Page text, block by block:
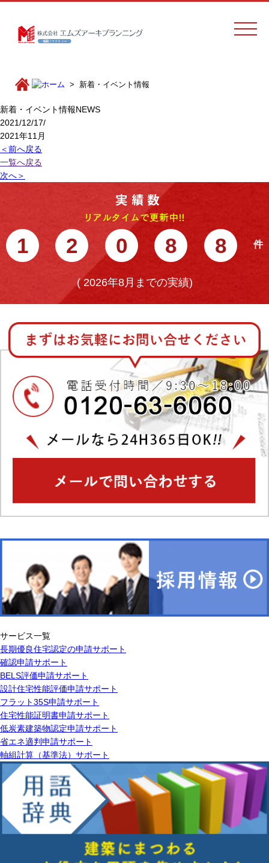
新着・イベント情報
新着・イベント情報NEWS
2021/12/17/
2021年11月
＜前へ戻る
一覧へ戻る
次へ＞
1 2 0 8 8
(2026年8月までの実績)
サービス一覧
長期優良住宅認定の申請サポート
確認申請サポート
BELS評価申請サポート
設計住宅性能評価申請サポート
フラット35S申請サポート
住宅性能証明書申請サポート
低炭素建築物認定申請サポート
省エネ適判申請サポート
軸組計算（基準法）サポート